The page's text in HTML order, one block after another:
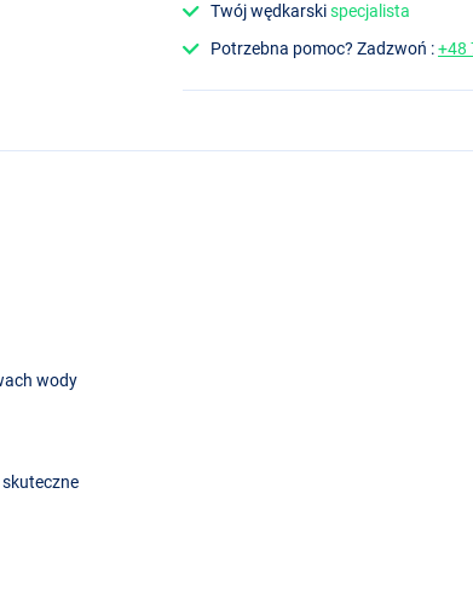
Twój wędkarskispecjalista
Potrzebna pomoc? Zadzwoń :+48
wody